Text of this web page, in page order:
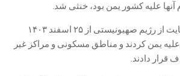
آنها علیه کشور یمن بود، خنثی شد.
آمریکا و انگلیس در حمایت از رژیم صهیونیستی از ۲۵ اسفند ۱۴۰۳
یمن کردند و مناطق مسکونی و مراکز غیر
قرار دادند.